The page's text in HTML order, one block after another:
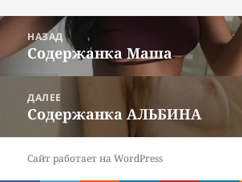
Навигация
записям
НАЗАД
Предыдущая
запись:
Содержанка Маша
ДАЛЕЕ
Следующая
запись:
Содержанка АЛЬБИНА
Сайт работает на WordPress